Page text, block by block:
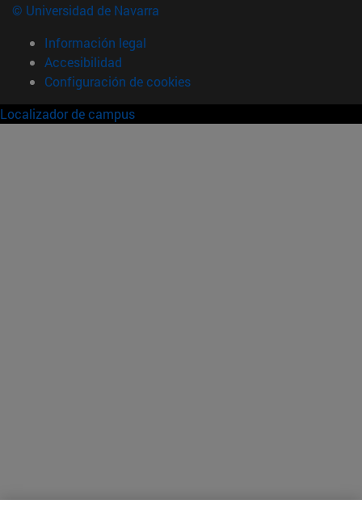
© Universidad de Navarra
Información legal
Accesibilidad
Configuración de cookies
Localizador de campus